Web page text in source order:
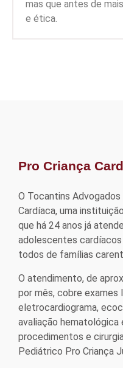
mas que antes de
e ética.
Pro Criança
O Tocantins
Cardíaca, uma
que há 24 anos já
adolescentes
todos de famílias
O atendimento, de
por mês, cobre exames
eletrocardiograma,
avaliação
procedimentos e
Pediátrico Pro Criança